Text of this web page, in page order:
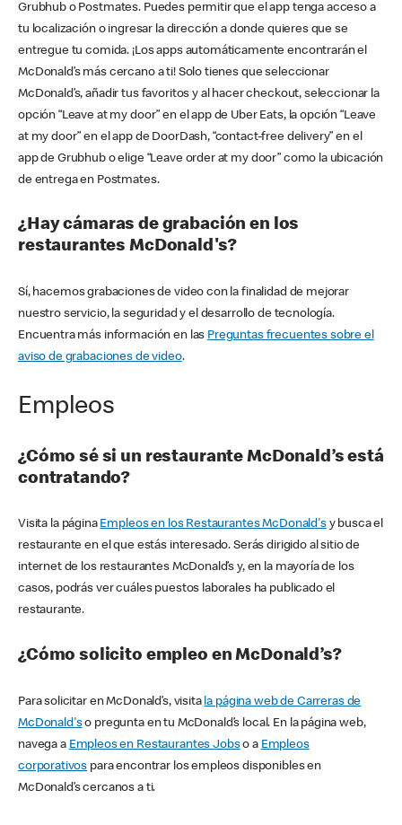
Grubhub o Postmates. Puedes permitir que el app tenga acceso a
tu localización o ingresar la dirección a donde quieres que se
entregue tu comida. ¡Los apps automáticamente encontrarán el
McDonald’s más cercano a ti! Solo tienes que seleccionar
McDonald’s, añadir tus favoritos y al hacer checkout, seleccionar la
opción “Leave at my door” en el app de Uber Eats, la opción “Leave
at my door” en el app de DoorDash, “contact-free delivery” en el
app de Grubhub o elige “Leave order at my door” como la ubicación
de entrega en Postmates.
¿Hay cámaras de grabación en los
restaurantes McDonald's?
Sí, hacemos grabaciones de video con la finalidad de mejorar
nuestro servicio, la seguridad y el desarrollo de tecnología.
Encuentra más información en las Preguntas frecuentes sobre el
aviso de grabaciones de video.
Empleos
¿Cómo sé si un restaurante McDonald’s está
contratando?
Visita la página Empleos en los Restaurantes McDonald'sy busca el
restaurante en el que estás interesado. Serás dirigido al sitio de
internet de los restaurantes McDonald’s y, en la mayoría de los
casos, podrás ver cuáles puestos laborales ha publicado el
restaurante.
¿Cómo solicito empleo en McDonald’s?
Para solicitar en McDonald’s, visita la página web de Carreras de
McDonald'so pregunta en tu McDonald’s local. En la página web,
navega a Empleos en Restaurantes Jobso a Empleos
corporativos para encontrar los empleos disponibles en
McDonald’s cercanos a ti.